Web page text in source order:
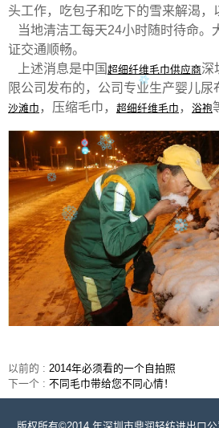
头工作，吃包子和吃下的雪来解渴，
当地清洁工每天24小时随时待命。
证交通顺畅。
上述消息是中国 超细纤维毛巾供应商深
限公司发布的，公司专业生产婴儿尿
沙滩巾 ，压缩毛巾， 超细纤维毛巾 ， 浴袍
以前的 : 2014年必须看的一个自拍照
下一个 : 不同毛巾带给您不同心情！